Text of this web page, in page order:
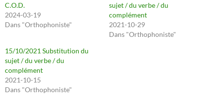
C.O.D.
2024-03-19
Dans "Orthophoniste"
sujet / du verbe / du
complément
2021-10-29
Dans "Orthophoniste"
15/10/2021 Substitution du
sujet / du verbe / du
complément
2021-10-15
Dans "Orthophoniste"